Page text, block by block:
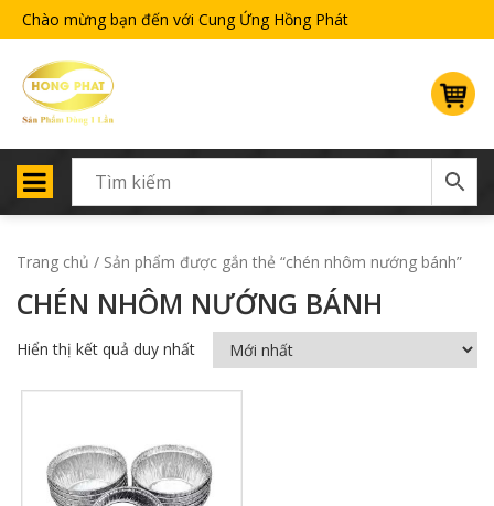
Chào mừng bạn đến với Cung Ứng Hồng Phát
Trang chủ / Sản phẩm được gắn thẻ “chén nhôm nướng bánh”
CHÉN NHÔM NƯỚNG BÁNH
Hiển thị kết quả duy nhất